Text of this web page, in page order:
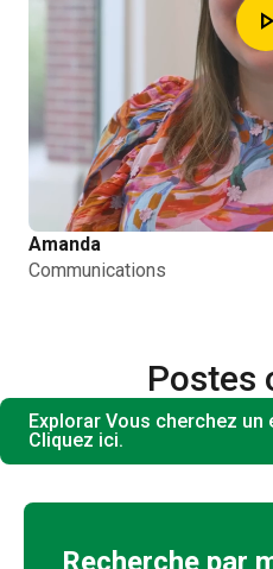
play_arrow
Amanda
Communications
Postes
Explorar Vous cherchez un
Cliquez ici.